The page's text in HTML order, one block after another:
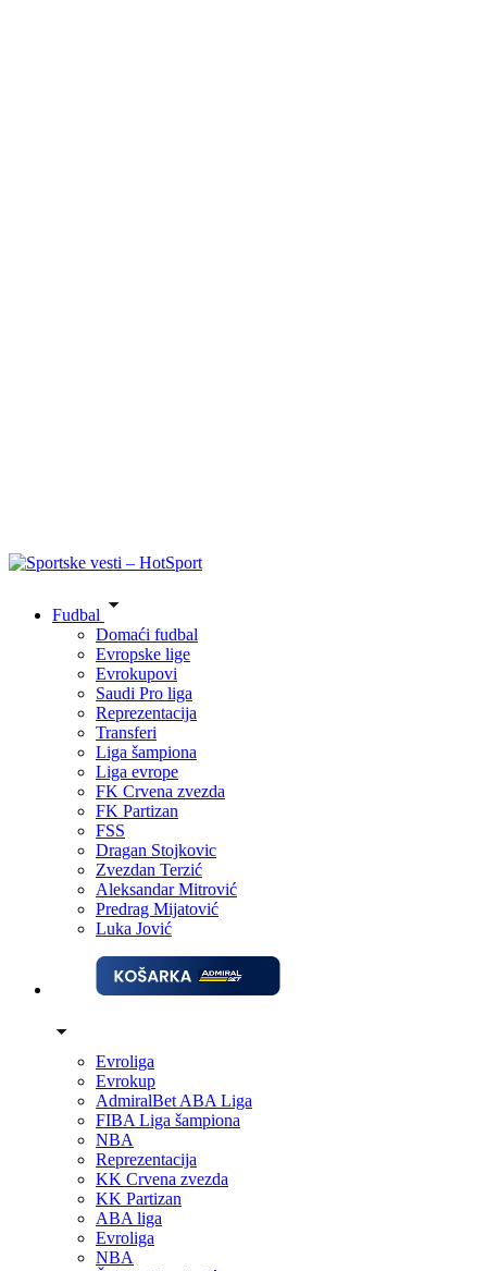
Fudbal
Domaći fudbal
Evropske lige
Evrokupovi
Saudi Pro liga
Reprezentacija
Transferi
Liga šampiona
Liga evrope
FK Crvena zvezda
FK Partizan
FSS
Dragan Stojkovic
Zvezdan Terzić
Aleksandar Mitrović
Predrag Mijatović
Luka Jović
Evroliga
Evrokup
AdmiralBet ABA Liga
FIBA Liga šampiona
NBA
Reprezentacija
KK Crvena zvezda
KK Partizan
ABA liga
Evroliga
NBA